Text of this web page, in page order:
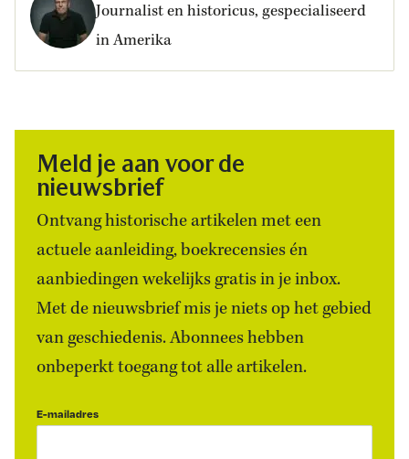
Journalist en historicus, gespecialiseerd
in Amerika
Meld je aan voor de
nieuwsbrief
Ontvang historische artikelen met een
actuele aanleiding, boekrecensies én
aanbiedingen wekelijks gratis in je inbox.
Met de nieuwsbrief mis je niets op het gebied
van geschiedenis. Abonnees hebben
onbeperkt toegang tot alle artikelen.
E-mailadres